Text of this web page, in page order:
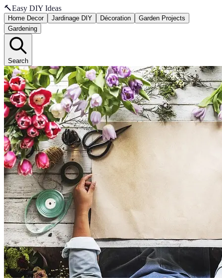
🔨Easy DIY Ideas
Home Decor Jardinage DIY Décoration
Garden Projects
Gardening
Search